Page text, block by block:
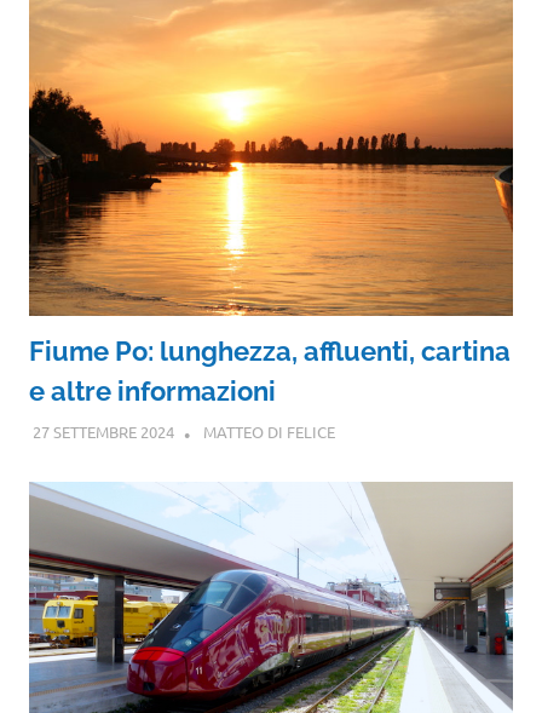
Fiume Po: lunghezza, affluenti, cartina
e altre informazioni
27 SETTEMBRE 2024 MATTEO DI FELICE